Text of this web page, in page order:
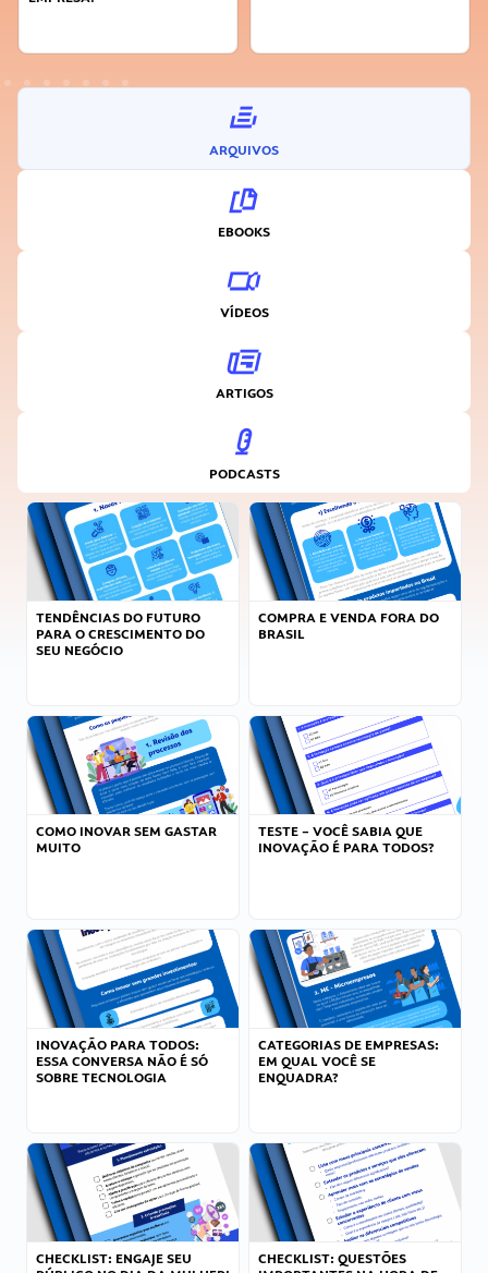
ARQUIVOS
EBOOKS
VÍDEOS
ARTIGOS
PODCASTS
TENDÊNCIAS DO FUTURO
PARA O CRESCIMENTO DO
SEU NEGÓCIO
COMPRA E VENDA FORA DO
BRASIL
COMO INOVAR SEM GASTAR
MUITO
TESTE – VOCÊ SABIA QUE
INOVAÇÃO É PARA TODOS?
INOVAÇÃO PARA TODOS:
ESSA CONVERSA NÃO É SÓ
SOBRE TECNOLOGIA
CATEGORIAS DE EMPRESAS:
EM QUAL VOCÊ SE
ENQUADRA?
CHECKLIST: ENGAJE SEU
CHECKLIST: QUESTÕES